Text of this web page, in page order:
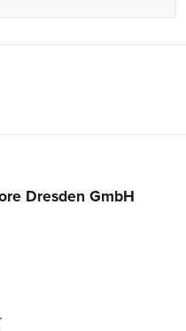
Dresden GmbH